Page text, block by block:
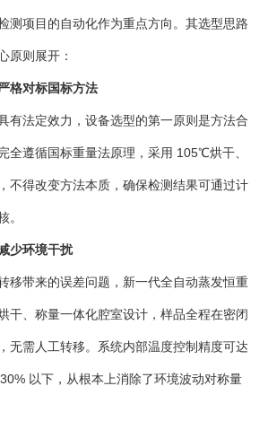
测项目的自动化作为重点方向。其选型思路
原则展开：
格对标国标方法
有法定效力，设备选型的第一原则是方法合
全遵循国标重量法原理，采用 105℃烘干、
不得改变方法本质，确保检测结果可通过计
。
少环境干扰
移带来的误差问题，新一代全自动蒸发恒重
干、称量一体化腔室设计，样品全程在密闭
无需人工转移。系统内部温度控制精度可达
以下，从根本上消除了环境波动对称量